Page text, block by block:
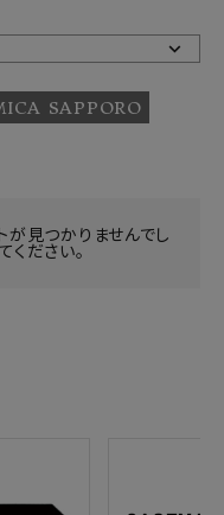
SAPPORO
見つかりませんでし
ください。